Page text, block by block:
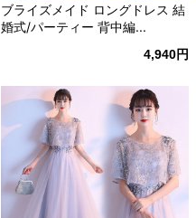
ブライズメイド ロングドレス 結
婚式/パーティー 背中編...
4,940円